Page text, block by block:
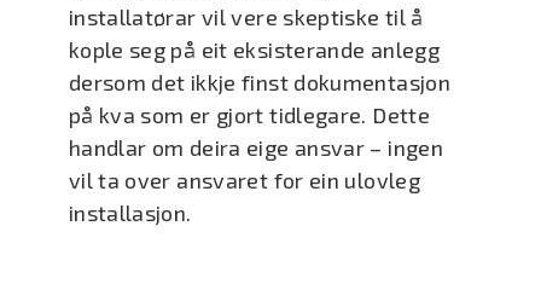
installatørar vil vere skeptiske til å
kople seg på eit eksisterande anlegg
dersom det ikkje finst dokumentasjon
på kva som er gjort tidlegare. Dette
handlar om deira eige ansvar – ingen
vil ta over ansvaret for ein ulovleg
installasjon.